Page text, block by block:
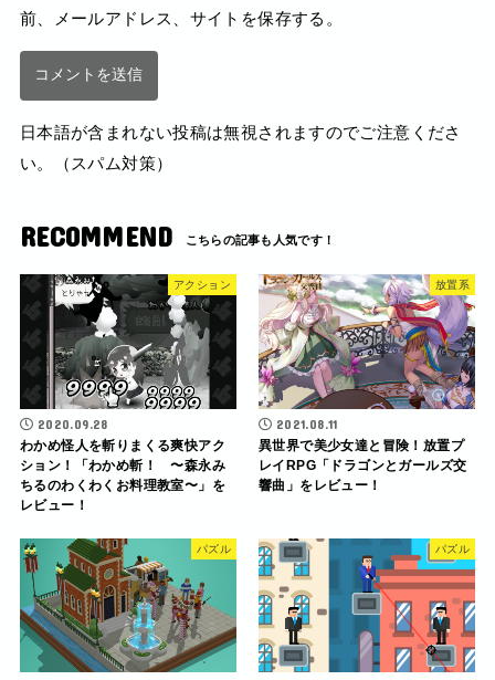
前、メールアドレス、サイトを保存する。
日本語が含まれない投稿は無視されますのでご注意くださ
い。（スパム対策）
RECOMMEND
アクション
2020.09.28
わかめ怪人を斬りまくる爽快アク
ション！「わかめ斬！ 〜森永み
ちるのわくわくお料理教室〜」を
レビュー！
放置系
2021.08.11
異世界で美少女達と冒険！放置プ
レイRPG「ドラゴンとガールズ交
響曲」をレビュー！
パズル パズル